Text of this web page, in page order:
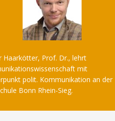
Haarkötter, Prof. Dr., lehrt
mit
polit. Kommunikation an der
Bonn Rhein-Sieg.